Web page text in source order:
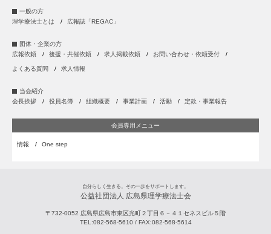
一般の方
理学療法士とは
広報誌「REGAC」
団体・企業の方
広報依頼
後援・共催依頼 求人掲載依頼 お問い合わせ・依頼受付
よくある質問 求人情報
当会紹介
会長挨拶
役員名簿 組織概要 事業計画 活動 定款・事業報告
会員専用メニュー
情報 One step
自分らしく生きる。その一歩をサポートします。
公益社団法人 広島県理学療法士会
〒732-0052 広島県広島市東区光町２丁目６－４１セネスビル５階
TEL:082-568-5610/ FAX:082-568-5614